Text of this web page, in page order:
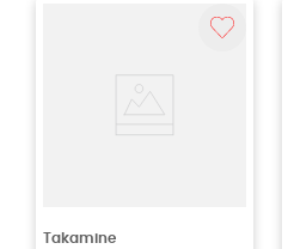
Takamine